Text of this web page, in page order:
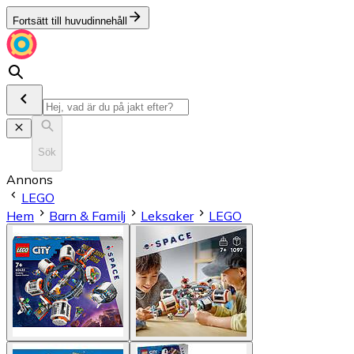
Fortsätt till huvudinnehåll
Sök
Annons
LEGO
Hem
Barn & Familj Leksaker LEGO